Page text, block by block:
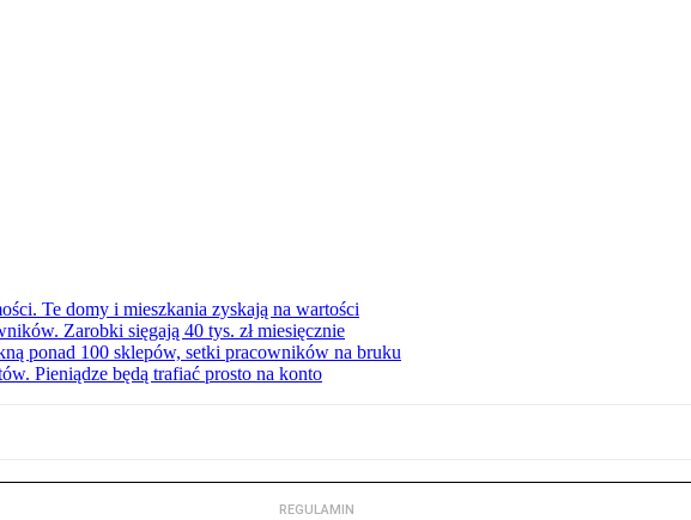
Te domy i mieszkania zyskają na wartości
Zarobki sięgają 40 tys. zł miesięcznie
ponad 100 sklepów, setki pracowników na bruku
Pieniądze będą trafiać prosto na konto
REGULAMIN